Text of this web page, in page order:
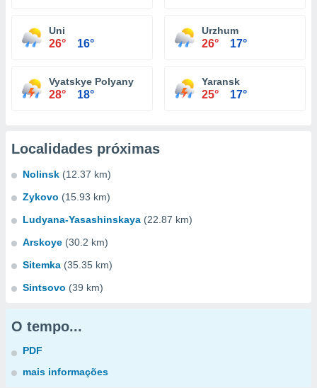
Uni
26° 16°
Urzhum
26° 17°
Vyatskye Polyany
28° 18°
Yaransk
25° 17°
Localidades próximas
Nolinsk (12.37 km)
Zykovo (15.93 km)
Ludyana-Yasashinskaya (22.87 km)
Arskoye (30.2 km)
Sitemka (35.35 km)
Sintsovo (39 km)
O tempo...
PDF
mais informações